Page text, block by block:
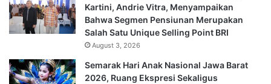
Kartini, Andrie Vitra, Menyampaikan
Bahwa Segmen Pensiunan Merupakan
Salah Satu Unique Selling Point BRI
August 3, 2026
Semarak Hari Anak Nasional Jawa Barat
2026, Ruang Ekspresi Sekaligus